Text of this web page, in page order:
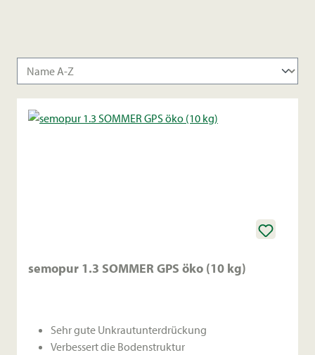
semopur 1.3 SOMMER GPS öko (10 kg)
Sehr gute Unkrautunterdrückung
Verbessert die Bodenstruktur